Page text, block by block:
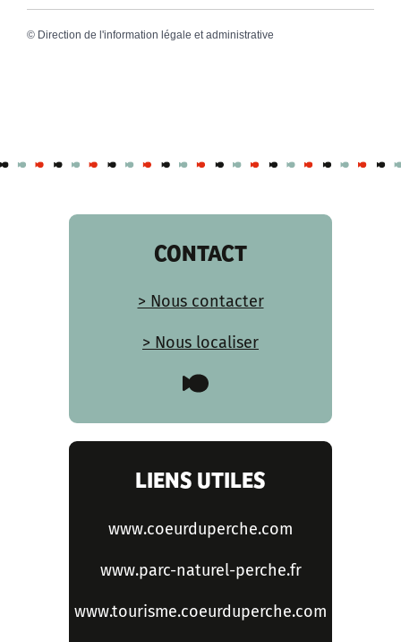
© Direction de l'information légale et administrative
CONTACT
> Nous contacter
> Nous localiser
LIENS UTILES
www.coeurduperche.com
www.parc-naturel-perche.fr
www.tourisme.coeurduperche.com